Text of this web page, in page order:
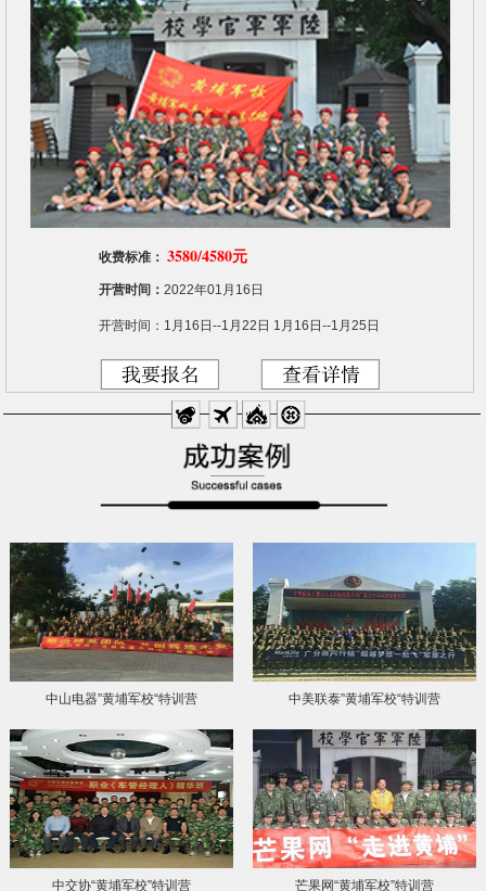
收费标准： 3580/4580元
开营时间：2022年01月16日
开营时间：1月16日--1月22日 1月16日--1月25日
中山电器”黄埔军校“特训营 中美联泰”黄埔军校“特训营
中交协“黄埔军校”特训营 芒果网“黄埔军校”特训营